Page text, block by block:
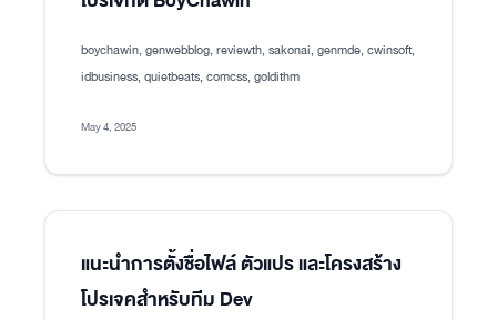
boychawin, genwebblog, reviewth, sakonai, genmde, cwinsoft,
idbusiness, quietbeats, comcss, goldithm
May 4, 2025
แนะนำการตั้งชื่อไฟล์ ตัวแปร และโครงสร้าง
โปรเจคสำหรับทีม Dev